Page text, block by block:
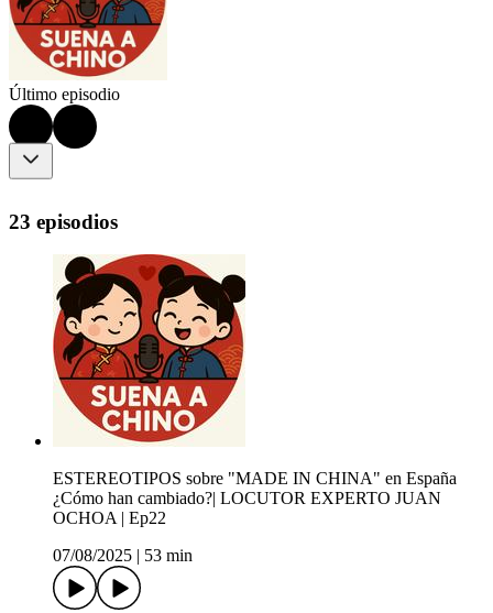
Último episodio
23 episodios
ESTEREOTIPOS sobre "MADE IN CHINA" en España
¿Cómo han cambiado?| LOCUTOR EXPERTO JUAN
OCHOA | Ep22
07/08/2025
53 min